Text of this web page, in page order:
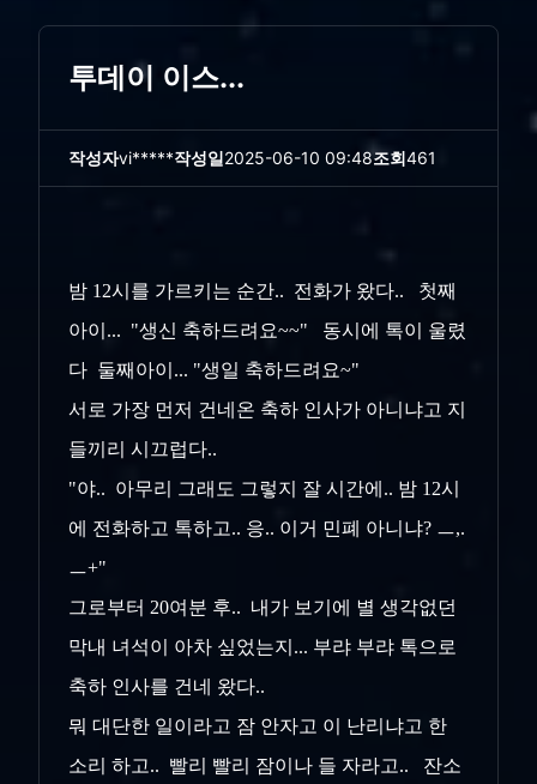
투데이 이스...
작성자vi*****작성일2025-06-10 09:48조회461
밤 12시를 가르키는 순간.. 전화가 왔다.. 첫째
아이... "생신 축하드려요~~" 동시에 톡이 울렸
다 둘째아이... "생일 축하드려요~"
서로 가장 먼저 건네온 축하 인사가 아니냐고 지
들끼리 시끄럽다..
"야.. 아무리 그래도 그렇지 잘 시간에.. 밤 12시
에 전화하고 톡하고.. 응.. 이거 민폐 아니냐? ㅡ,.
ㅡ+"
그로부터 20여분 후.. 내가 보기에 별 생각없던
막내 녀석이 아차 싶었는지... 부랴 부랴 톡으로
축하 인사를 건네 왔다..
뭐 대단한 일이라고 잠 안자고 이 난리냐고 한
소리 하고.. 빨리 빨리 잠이나 들 자라고.. 잔소